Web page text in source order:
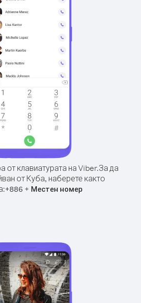
от клавиатурата на Viber.За да
от Куба, наберете както
+886 + Местен номер